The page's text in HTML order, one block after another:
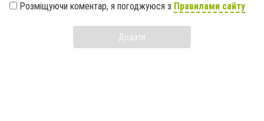
Розміщуючи коментар, я погоджуюся з Правилами сайту
Додати